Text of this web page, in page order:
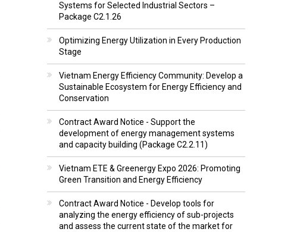
Systems for Selected Industrial Sectors –
Package C2.1.26
Optimizing Energy Utilization in Every Production
Stage
Vietnam Energy Efficiency Community: Develop a
Sustainable Ecosystem for Energy Efficiency and
Conservation
Contract Award Notice - Support the
development of energy management systems
and capacity building (Package C2.2.11)
Vietnam ETE & Greenergy Expo 2026: Promoting
Green Transition and Energy Efficiency
Contract Award Notice - Develop tools for
analyzing the energy efficiency of sub-projects
and assess the current state of the market for